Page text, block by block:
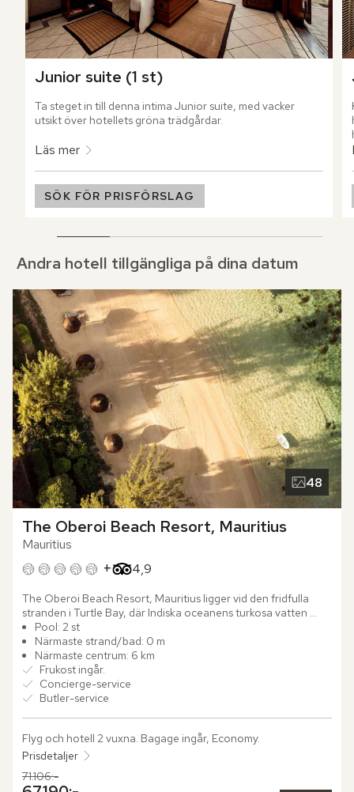
Junior suite (1 st)
Ta steget in till denna intima Junior suite, med vacker
utsikt över hotellets gröna trädgårdar.
Läs mer
SÖK FÖR PRISFÖRSLAG
Andra hotell tillgängliga på dina datum
48
The Oberoi Beach Resort, Mauritius
Mauritius
+ 4,9
Betyg från Tripadvisor: 4.9 of 5
The Oberoi Beach Resort, Mauritius ligger vid den fridfulla
stranden i Turtle Bay, där Indiska oceanens turkosa vatten
möter tät tropisk grönska. Luften bär doften av exotiska
blommor och ljudet från ett feng shui-inspirerat vattenfall som
stilla rinner ner i en spegelblank damm. De lummiga
trädgårdarna, skapade av den visionära landskapsarkitekten
Bill Bensley, ramar in hotellet med blomsterprakt, mjuka
gräsmattor och slingrande terrakottastigar som leder genom
Ta ett avkopplande dopp i den imponerande infinitypoolen,
där det glittrande vattnet smälter samman med den varma
horisontens nyanser. Låt sinnet finna ro och fortsätt dagen
med en fördjupande vinprovning, ett uppfriskande yogapass
Pool: 2 st
Närmaste strand/bad: 0 m
Närmaste centrum: 6 km
Frukost ingår.
Concierge-service
Butler-service
Flyg och hotell 2 vuxna. Bagage ingår, Economy.
Prisdetaljer
Tidigare pris,
71.106:-